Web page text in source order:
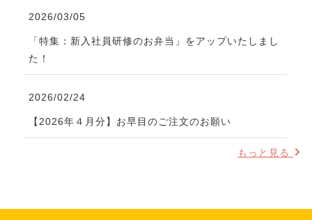
2026/03/05
「特集：新入社員研修のお弁当」をアップいたしまし
た！
2026/02/24
【2026年４月分】お早目のご注文のお願い
もっと見る